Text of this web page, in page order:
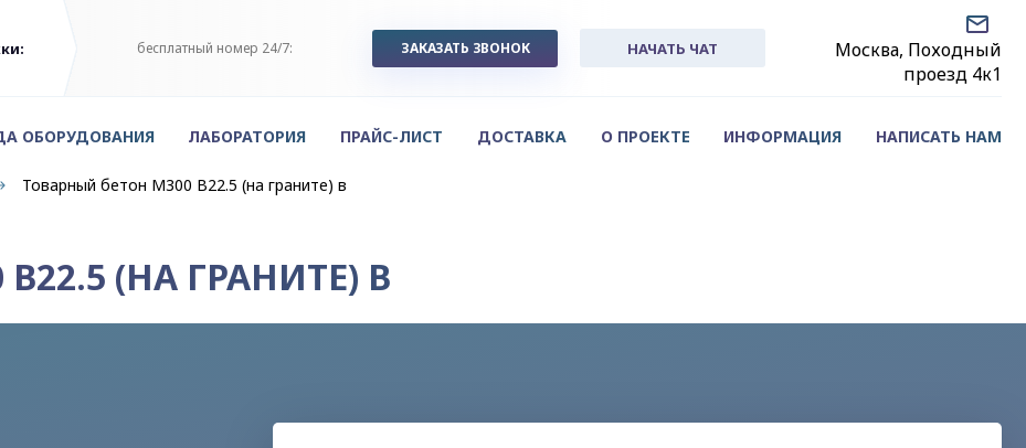
бесплатный номер 24/7: ЗАКАЗАТЬ ЗВОНОК НАЧАТЬ ЧАТ
Москва, Походный
проезд 4к1
ОБОРУДОВАНИЯ ЛАБОРАТОРИЯ ПРАЙС-ЛИСТ ДОСТАВКА О ПРОЕКТЕ ИНФОРМАЦИЯ НАПИСАТЬ НАМ
Товарный бетон М300 В22.5 (на граните) в
(НА ГРАНИТЕ) В